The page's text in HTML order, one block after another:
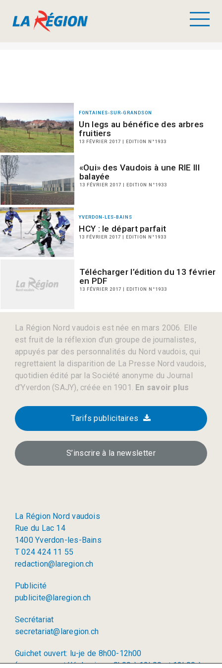
FONTAINES-SUR-GRANDSON
Un legs au bénéfice des arbres
fruitiers
13 FÉVRIER 2017 | EDITION N°1933
«Oui» des Vaudois à une RIE III
balayée
13 FÉVRIER 2017 | EDITION N°1933
YVERDON-LES-BAINS
HCY : le départ parfait
13 FÉVRIER 2017 | EDITION N°1933
Télécharger l’édition du 13 février
en PDF
13 FÉVRIER 2017 | EDITION N°1933
La Région Nord vaudois est née en mars 2006. Elle
est fruit de la réflexion d’un groupe de journalistes,
appuyés par des personnalités du Nord vaudois, qui
regrettaient la disparition de La Presse Nord vaudois,
quotidien édité par la Société anonyme du Journal
d’Yverdon (SAJY), créée en 1901. En savoir plus
Tarifs publicitaires
S’inscrire à la newsletter
La Région Nord vaudois
Rue du Lac 14
1400 Yverdon-les-Bains
T 024 424 11 55
redaction@laregion.ch
Publicité
publicite@laregion.ch
Secrétariat
secretariat@laregion.ch
Guichet ouvert: lu-je de 8h00-12h00
(permanence téléphonique: 8h00 à 12h00 et 13h00 à